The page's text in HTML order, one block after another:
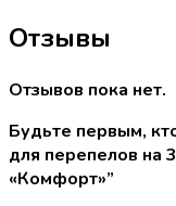
Отзывы
Отзывов пока нет.
Будьте первым,
для перепелов на
«Комфорт»”